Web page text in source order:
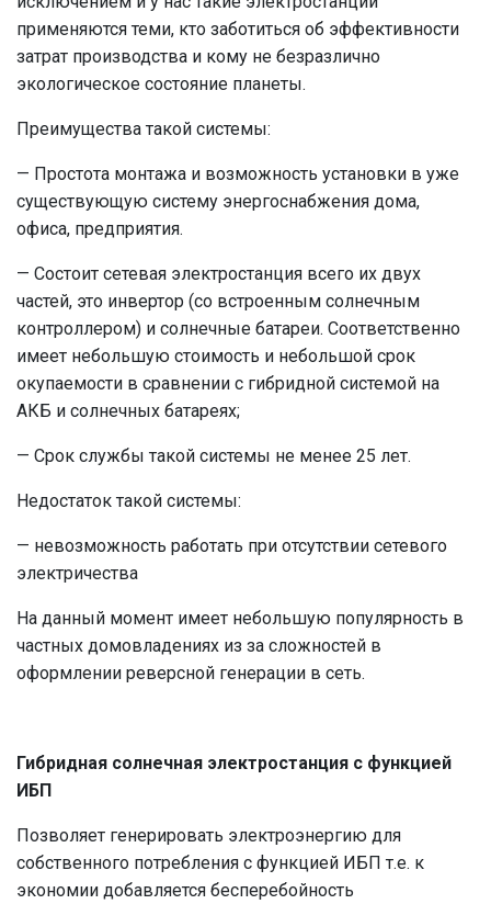
применяются теми, кто заботиться об эффективности
затрат производства и кому не безразлично
экологическое состояние планеты.
Преимущества такой системы:
— Простота монтажа и возможность установки в уже
существующую систему энергоснабжения дома,
офиса, предприятия.
— Состоит сетевая электростанция всего их двух
частей, это инвертор (со встроенным солнечным
контроллером) и солнечные батареи. Соответственно
имеет небольшую стоимость и небольшой срок
окупаемости в сравнении с гибридной системой на
АКБ и солнечных батареях;
— Срок службы такой системы не менее 25 лет.
Недостаток такой системы:
— невозможность работать при отсутствии сетевого
электричества
На данный момент имеет небольшую популярность в
частных домовладениях из за сложностей в
оформлении реверсной генерации в сеть.
Гибридная солнечная электростанция с функцией
ИБП
Позволяет генерировать электроэнергию для
собственного потребления с функцией ИБП т.е. к
экономии добавляется бесперебойность